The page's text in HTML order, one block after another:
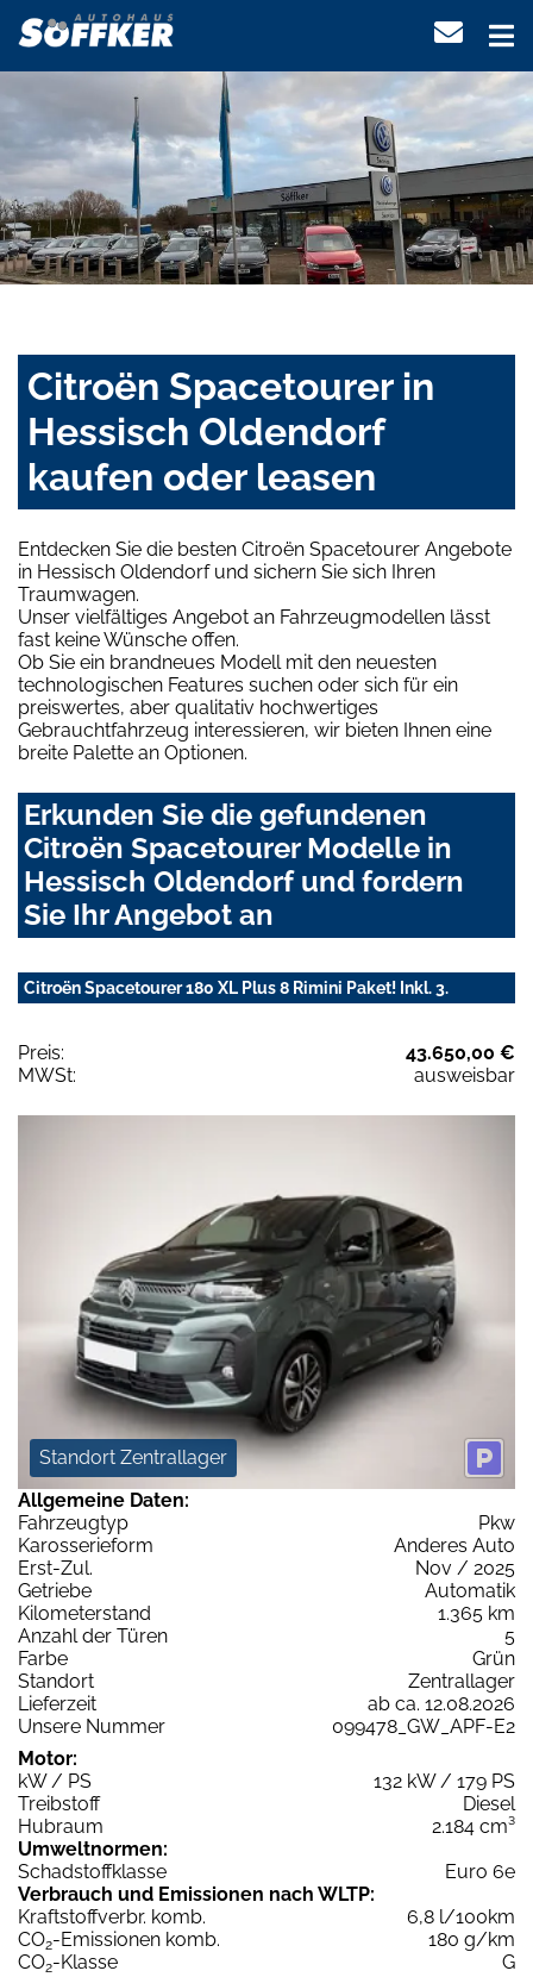
Citroën Spacetourer in
Hessisch Oldendorf
kaufen oder leasen
Entdecken Sie die besten Citroën Spacetourer Angebote
in Hessisch Oldendorf und sichern Sie sich Ihren
Traumwagen.
Unser vielfältiges Angebot an Fahrzeugmodellen lässt
fast keine Wünsche offen.
Ob Sie ein brandneues Modell mit den neuesten
technologischen Features suchen oder sich für ein
preiswertes, aber qualitativ hochwertiges
Gebrauchtfahrzeug interessieren, wir bieten Ihnen eine
breite Palette an Optionen.
Erkunden Sie die gefundenen
Citroën Spacetourer Modelle in
Hessisch Oldendorf und fordern
Sie Ihr Angebot an
Citroën Spacetourer 180 XL Plus 8 Rimini Paket! Inkl. 3.
Preis:
43.650,00 €
MWSt:
ausweisbar
Standort Zentrallager
Allgemeine Daten:
Fahrzeugtyp
Pkw
Karosserieform
Anderes Auto
Erst-Zul.
Nov / 2025
Getriebe
Automatik
Kilometerstand
1.365 km
Anzahl der Türen
5
Farbe
Grün
Standort
Zentrallager
Lieferzeit
ab ca. 12.08.2026
Unsere Nummer
099478_GW_APF-E2
Motor:
kW / PS
132 kW / 179 PS
Treibstoff
Diesel
Hubraum
2.184 cm³
Umweltnormen:
Schadstoffklasse
Euro 6e
Verbrauch und Emissionen nach WLTP:
Kraftstoffverbr. komb.
6,8 l/100km
CO2-Emissionen komb.
180 g/km
CO2-Klasse
G